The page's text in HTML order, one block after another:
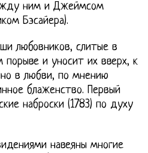
ним и Джеймсом
Бэсайера).
любовников, слитые в
и уносит их вверх, к
в любви, по мнению
блаженство. Первый
наброски (1783) по духу
навеяны многие